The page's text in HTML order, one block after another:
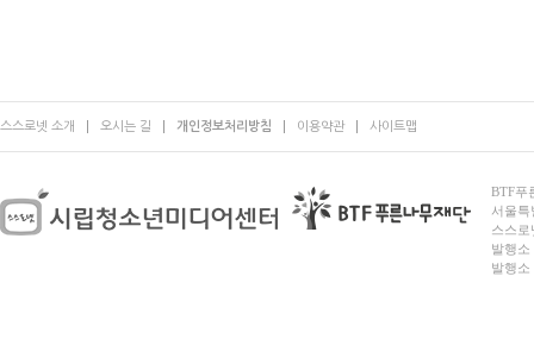
스스로넷 소개 오시는 길 개인정보처리방침 이용약관 사이트맵
BTF푸
서울
스스로
발행소
발행소